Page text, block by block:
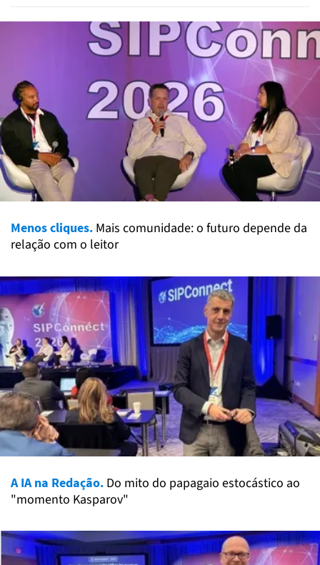
Menos cliques. Mais comunidade: o futuro depende da
relação com o leitor
A IA na Redação. Do mito do papagaio estocástico ao
"momento Kasparov"